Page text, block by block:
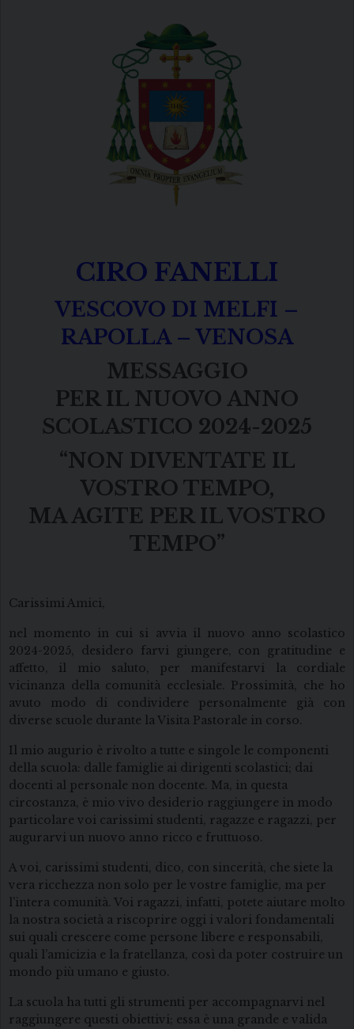
CIRO FANELLI
VESCOVO DI MELFI –
RAPOLLA – VENOSA
MESSAGGIO
PER IL NUOVO ANNO
SCOLASTICO 2024-2025
“NON DIVENTATE IL
VOSTRO TEMPO,
MA AGITE PER IL VOSTRO
TEMPO”
Carissimi Amici,
nel momento in cui si avvia il nuovo anno scolastico
2024-2025, desidero farvi giungere, con gratitudine e
affetto, il mio saluto, per manifestarvi la cordiale
vicinanza della comunità ecclesiale. Prossimità, che ho
avuto modo di condividere personalmente già con
diverse scuole durante la Visita Pastorale in corso.
Il mio augurio è rivolto a tutte e singole le componenti
della scuola: dalle famiglie ai dirigenti scolastici; dai
docenti al personale non docente. Ma, in questa
circostanza, è mio vivo desiderio raggiungere in modo
particolare voi carissimi studenti, ragazze e ragazzi, per
augurarvi un nuovo anno ricco e fruttuoso.
A voi, carissimi studenti, dico, con sincerità, che siete la
vera ricchezza non solo per le vostre famiglie, ma per
l’intera comunità. Voi ragazzi, infatti, potete aiutare molto
la nostra società a riscoprire oggi i valori fondamentali
sui quali crescere come persone libere e responsabili,
quali l’amicizia e la fratellanza, così da poter costruire un
mondo più umano e giusto.
La scuola ha tutti gli strumenti per accompagnarvi nel
raggiungere questi obiettivi; essa è una grande e valida